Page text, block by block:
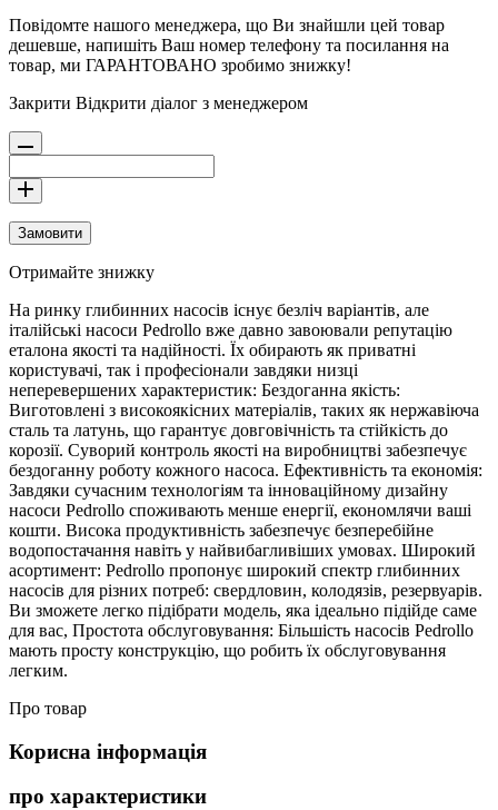
Повідомте нашого менеджера, що Ви знайшли цей товар
дешевше, напишіть Ваш номер телефону та посилання на
товар, ми ГАРАНТОВАНО зробимо знижку!
Закрити Відкрити діалог з менеджером
Замовити
Отримайте знижку
На ринку глибинних насосів існує безліч варіантів, але
італійські насоси Pedrollo вже давно завоювали репутацію
еталона якості та надійності. Їх обирають як приватні
користувачі, так і професіонали завдяки низці
неперевершених характеристик: Бездоганна якість:
Виготовлені з високоякісних матеріалів, таких як нержавіюча
сталь та латунь, що гарантує довговічність та стійкість до
корозії. Суворий контроль якості на виробництві забезпечує
бездоганну роботу кожного насоса. Ефективність та економія:
Завдяки сучасним технологіям та інноваційному дизайну
насоси Pedrollo споживають менше енергії, економлячи ваші
кошти. Висока продуктивність забезпечує безперебійне
водопостачання навіть у найвибагливіших умовах. Широкий
асортимент: Pedrollo пропонує широкий спектр глибинних
насосів для різних потреб: свердловин, колодязів, резервуарів.
Ви зможете легко підібрати модель, яка ідеально підійде саме
для вас, Простота обслуговування: Більшість насосів Pedrollo
мають просту конструкцію, що робить їх обслуговування
легким.
Про товар
Корисна інформація
про характеристики